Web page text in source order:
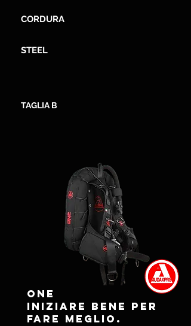
CORDURA
STEEL
TAGLIA B
ONE
Iniziare bene per
fare meglio.